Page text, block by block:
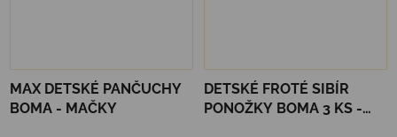
MAX DETSKÉ PANČUCHY
BOMA - MAČKY
DETSKÉ FROTÉ SIBÍR
PONOŽKY BOMA 3 KS -